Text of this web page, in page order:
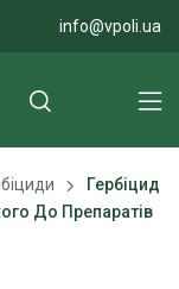
info@vpoli.ua
Гербіцид
До Препаратів